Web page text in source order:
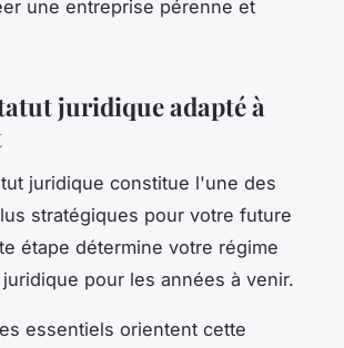
une entreprise pérenne et
juridique adapté à
juridique constitue l'une des
stratégiques pour votre future
étape détermine votre régime
pour les années à venir.
essentiels orientent cette